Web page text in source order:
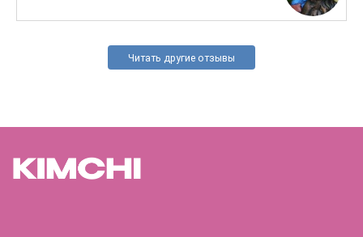
Читать другие отзывы